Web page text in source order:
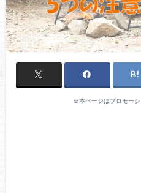
※本ページはプロモー